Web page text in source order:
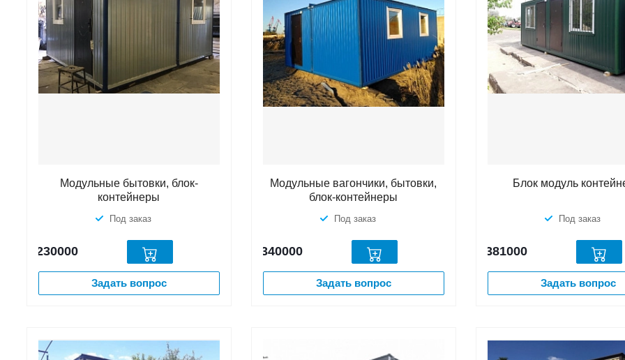
Модульные бытовки, блок-
контейнеры
Под заказ
230000
Задать вопрос
Модульные вагончики, бытовки,
блок-контейнеры
Под заказ
340000
Задать вопрос
Блок модуль
Под заказ
381000
Задать вопрос